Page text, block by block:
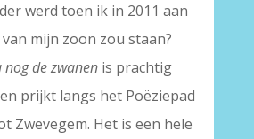
werd toen ik in 2011 aan
mijn zoon zou staan?
nog de zwanenis prachtig
prijkt langs het Poëziepad
Zwevegem. Het is een hele